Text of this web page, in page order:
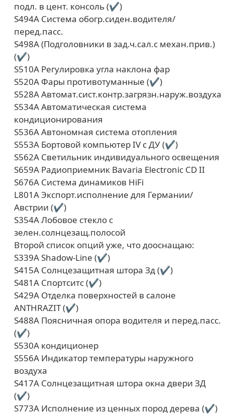
подл. в цент. консоль (✔)
S494A Система обогр.сиден.водителя/
перед.пасс.
S498A (Подголовники в зад.ч.сал.с механ.прив.)
(✔)
S510A Регулировка угла наклона фар
S520A Фары противотуманные (✔)
S528A Автомат.сист.контр.загрязн.наруж.воздуха
S534A Автоматическая система
кондиционирования
S536A Автономная система отопления
S553A Бортовой компьютер IV с ДУ (✔)
S562A Светильник индивидуального освещения
S659A Радиоприемник Bavaria Electronic CD II
S676A Система динамиков HiFi
L801A Экспорт.исполнение для Германии/
Австрии (✔)
S354A Лобовое стекло с
зелен.солнцезащ.полосой
Второй список опций уже, что дооснащаю:
S339A Shadow-Line (✔)
S415A Солнцезащитная штора Зд (✔)
S481A Спортситс (✔)
S429A Отделка поверхностей в салоне
ANTHRAZIT (✔)
S488A Поясничная опора водителя и перед.пасс.
(✔)
S530A кондиционер
S556A Индикатор температуры наружного
воздуха
S417A Солнцезащитная штора окна двери ЗД
(✔)
S773A Исполнение из ценных пород дерева (✔)